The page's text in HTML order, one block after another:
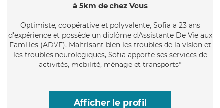
à 5km de chez Vous
Optimiste, coopérative et polyvalente, Sofia a 23 ans
d'expérience et possède un diplôme d'Assistante De Vie aux
Familles (ADVF). Maitrisant bien les troubles de la vision et
les troubles neurologiques, Sofia apporte ses services de
activités, mobilité, ménage et transports*
Afficher le profil